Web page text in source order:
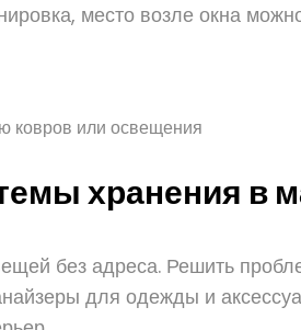
место возле окна
ковров или освещения
хранения в
без адреса. Решить
для одежды и